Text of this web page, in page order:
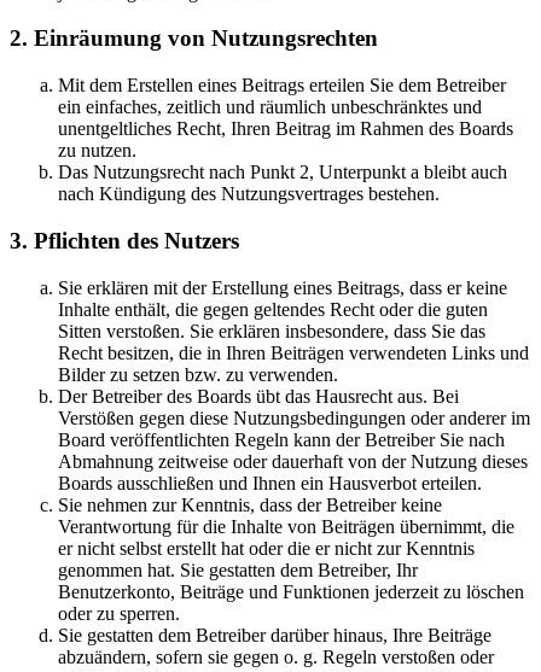
2. Einräumung von Nutzungsrechten
Mit dem Erstellen eines Beitrags erteilen Sie dem Betreiber
ein einfaches, zeitlich und räumlich unbeschränktes und
unentgeltliches Recht, Ihren Beitrag im Rahmen des Boards
zu nutzen.
Das Nutzungsrecht nach Punkt 2, Unterpunkt a bleibt auch
nach Kündigung des Nutzungsvertrages bestehen.
3. Pflichten des Nutzers
Sie erklären mit der Erstellung eines Beitrags, dass er keine
Inhalte enthält, die gegen geltendes Recht oder die guten
Sitten verstoßen. Sie erklären insbesondere, dass Sie das
Recht besitzen, die in Ihren Beiträgen verwendeten Links und
Bilder zu setzen bzw. zu verwenden.
Der Betreiber des Boards übt das Hausrecht aus. Bei
Verstößen gegen diese Nutzungsbedingungen oder anderer im
Board veröffentlichten Regeln kann der Betreiber Sie nach
Abmahnung zeitweise oder dauerhaft von der Nutzung dieses
Boards ausschließen und Ihnen ein Hausverbot erteilen.
Sie nehmen zur Kenntnis, dass der Betreiber keine
Verantwortung für die Inhalte von Beiträgen übernimmt, die
er nicht selbst erstellt hat oder die er nicht zur Kenntnis
genommen hat. Sie gestatten dem Betreiber, Ihr
Benutzerkonto, Beiträge und Funktionen jederzeit zu löschen
oder zu sperren.
Sie gestatten dem Betreiber darüber hinaus, Ihre Beiträge
abzuändern, sofern sie gegen o. g. Regeln verstoßen oder